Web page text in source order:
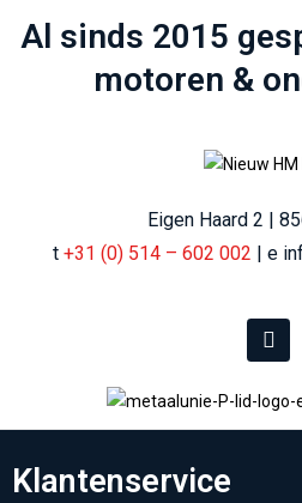
Al sinds 2015
motoren &
Eigen Haard 2 |
t +31 (0) 514 – 602 002 | e
Klantenservice